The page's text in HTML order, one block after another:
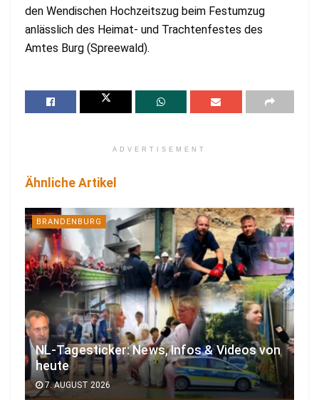
den Wendischen Hochzeitszug beim Festumzug
anlässlich des Heimat- und Trachtenfestes des
Amtes Burg (Spreewald).
ADVERTISEMENT
Ähnliche Artikel
BRANDENBURG
NL-Tagesticker: News, Infos & Videos von
heute
7. AUGUST 2026